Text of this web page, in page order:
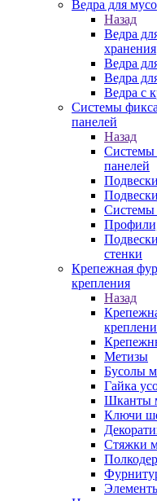
Ведра для
Назад
Ведра
хранения
Ведра
Ведра
Ведра с
Системы
панелей
Назад
Системы
панелей
Системы
стенки
Крепежная
крепления
Назад
Метизы
Бусолы
Гайка
Шканты
Ключи
Стяжки